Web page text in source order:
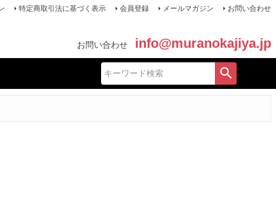
特定商取引法に基づく表示 会員登録 メールマガジン お問い合わせ
お問い合わせ info@muranokajiya.jp